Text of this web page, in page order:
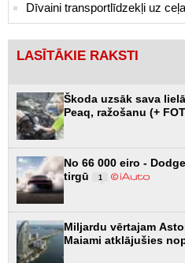
Dīvaini transportlīdzekļi uz
LASĪTĀKIE RAKSTI
Škoda uzsāk sava
Peaq, ražošanu (+
No 66 000 eiro -
tirgū
1
Miljardu vērtajam
Maiami atklājušies